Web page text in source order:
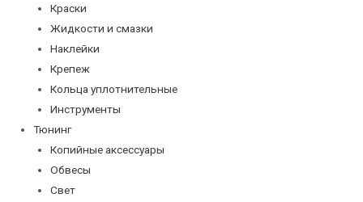
Краски
Жидкости и смазки
Наклейки
Крепеж
Кольца уплотнительные
Инструменты
Тюнинг
Копийные аксессуары
Обвесы
Свет